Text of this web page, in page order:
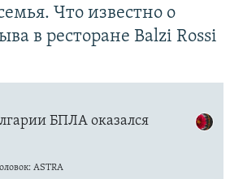
Что известно о
в ресторане Balzi Rossi